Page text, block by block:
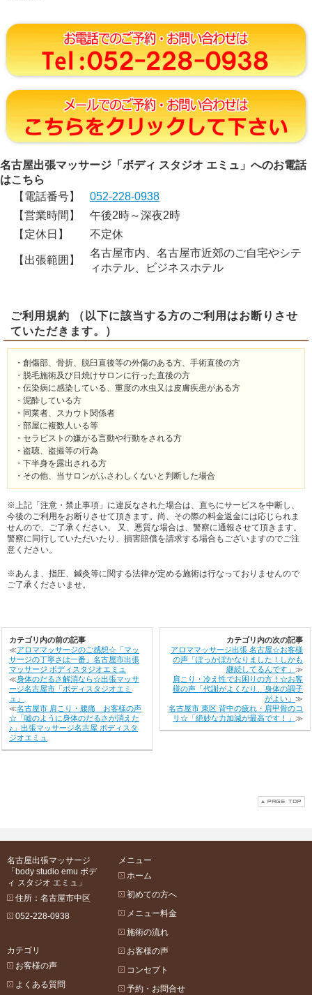
名古屋出張マッサージ「ボディ スタジオ エミュ」へのお電話
はこちら
【電話番号】
052-228-0938
【営業時間】
午後2時～深夜2時
【定休日】
不定休
【出張範囲】
名古屋市内、名古屋市近郊のご自宅やシテ
ィホテル、ビジネスホテル
ご利用規約 （以下に該当する方のご利用はお断りさせ
ていただきます。）
・創傷部、骨折、脱臼直後等の外傷のある方、手術直後の方
・脱毛施術及び日焼けサロンに行った直後の方
・伝染病に感染している、重度の水虫又は皮膚疾患がある方
・泥酔している方
・同業者、スカウト関係者
・部屋に複数人いる等
・セラピストの嫌がる言動や行動をされる方
・盗聴、盗撮等の行為
・下半身を露出される方
・その他、当サロンがふさわしくないと判断した場合
※上記「注意・禁止事項」に違反なされた場合は、直ちにサービスを中断し、
今後のご利用をお断りさせて頂きます。尚、その際の料金返金には応じられま
せんので、ご了承ください。 又、悪質な場合は、警察に通報させて頂きます。
警察に同行していただいたり、損害賠償を請求する場合もございますのでご注
意ください。
※あんま、指圧、鍼灸等に関する法律が定める施術は行なっておりませんので
ご了承くださいませ。
カテゴリ内の前の記事
≪アロママッサージのご感想☆「マッ
サージの丁寧さは一番」名古屋市出張
マッサージ ボディスタジオエミュ
≪身体のだるさ解消なら☆出張マッサ
ージ名古屋市「ボディスタジオエミ
ュ」
≪名古屋市 肩こり・腰痛 お客様の声
☆「嘘のように身体のだるさが消えた
♪」出張マッサージ名古屋 ボディスタ
ジオエミュ
カテゴリ内の次の記事
アロママッサージ出張 名古屋☆お客様
の声「ぽっかぽかなりました！しかも
継続してるんです」 ≫
肩こり・冷え性でお困りの方！☆お客
様の声「代謝がよくなり、身体の調子
がよい」 ≫
名古屋市 東区 背中の疲れ・肩甲骨のコ
リ☆「絶妙な力加減が最高です！」 ≫
名古屋出張マッサージ
「body studio emu ボデ
ィ スタジオ エミュ」
住所：名古屋市中区
052-228-0938
メニュー
ホーム
初めての方へ
メニュー料金
施術の流れ
お客様の声
コンセプト
予約・お問合せ
カテゴリ
お客様の声
よくある質問